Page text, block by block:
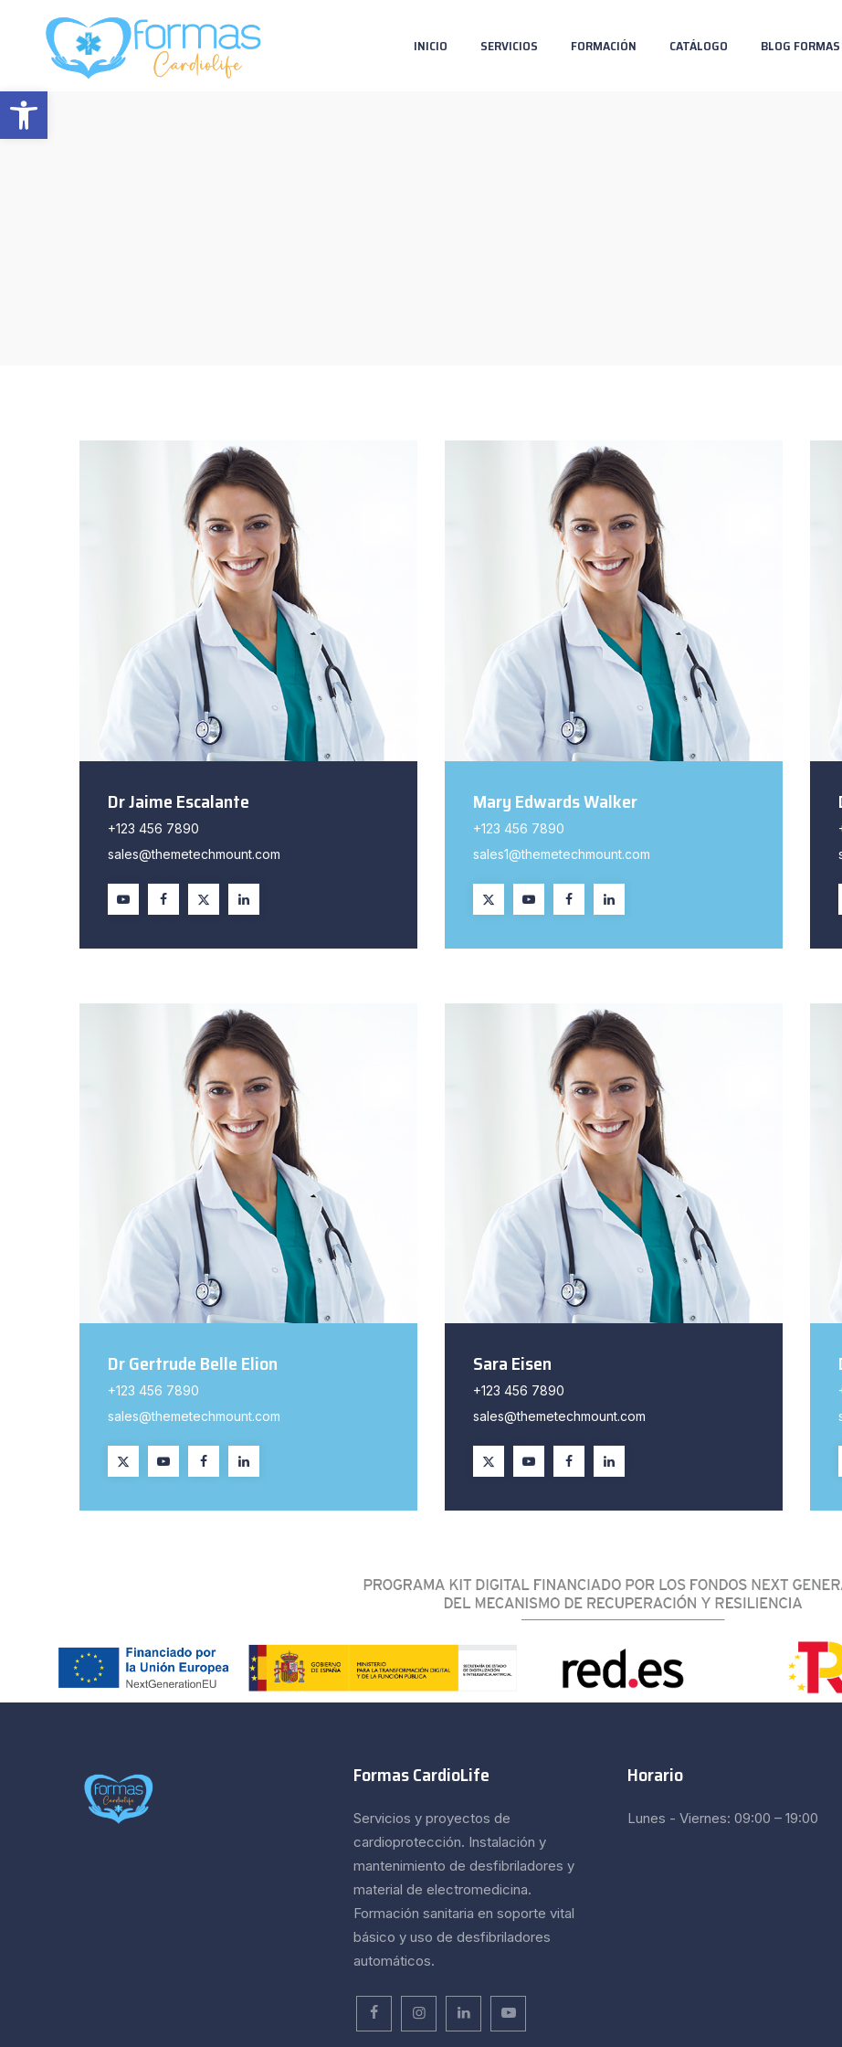
Abrir barra de herramientas
INICIO SERVICIOS FORMACIÓN CATÁLOGO BLOG
Dr Jaime Escalante
+123 456 7890
sales@themetechmount.com
Mary Edwards Walker
+123 456 7890
sales1@themetechmount.com
Dr Gertrude Belle Elion
+123 456 7890
sales@themetechmount.com
Sara Eisen
+123 456 7890
sales@themetechmount.com
Formas CardioLife
Servicios y proyectos de
cardioprotección. Instalación y
mantenimiento de desfibriladores y
material de electromedicina.
Formación sanitaria en soporte vital
básico y uso de desfibriladores
automáticos.
Horario
Lunes - Viernes: 09:00 – 19:00